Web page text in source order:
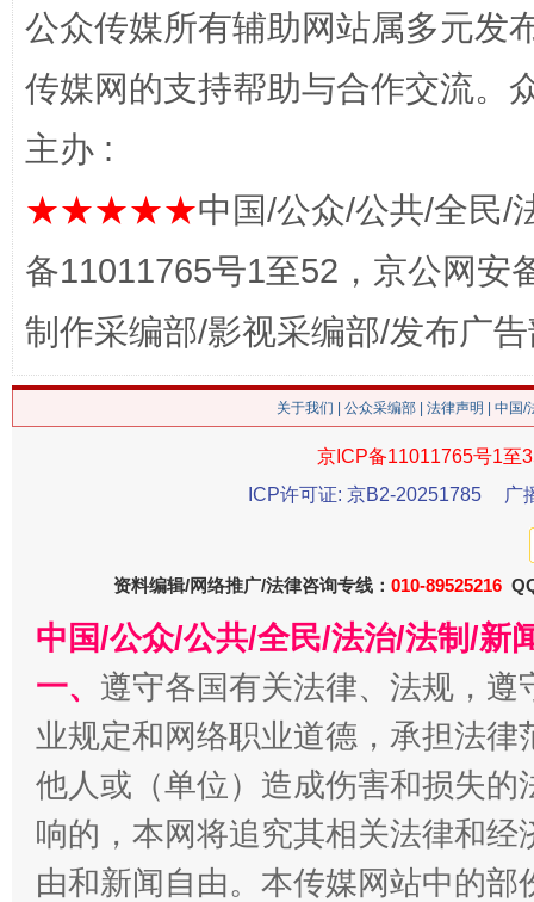
在谋一域中谋全局
今
公众传媒所有辅助网站属多元发
传媒网的支持帮助与合作交流。
主办 :
★★★★★中国/公众/公共/全民/
备11011765号1至52，京公网安
制作采编部/影视采编部/发布广
关于我们 公众采编部 法律声明 | 中国
京ICP备11011765号1至
ICP许可证: 京B2-20251785
广
资料编辑/网络推广/法律咨询专线： 010-89525216
中国/公众/公共/全民/法治/法制/新
一、 遵守各国有关法律、法规，
业规定和网络职业道德，承担法
他人或（单位）造成伤害和损失
响的，本网将追究其相关法律和
由和新闻自由。本传媒网站中的